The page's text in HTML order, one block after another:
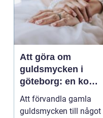
Att göra om
guldsmycken i
göteborg: en konst
att förnya det
gamla
Att förvandla gamla
guldsmycken till något